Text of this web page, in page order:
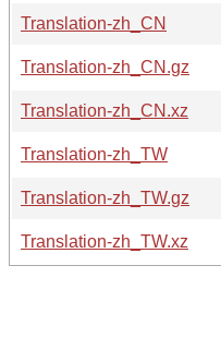
Translation-zh_CN
Translation-zh_CN.gz
Translation-zh_CN.xz
Translation-zh_TW
Translation-zh_TW.gz
Translation-zh_TW.xz